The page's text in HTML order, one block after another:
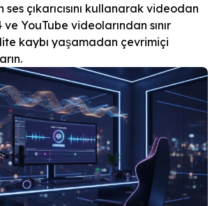
ses çıkarıcısını kullanarak videodan
ve YouTube videolarından sınır
kaybı yaşamadan çevrimiçi